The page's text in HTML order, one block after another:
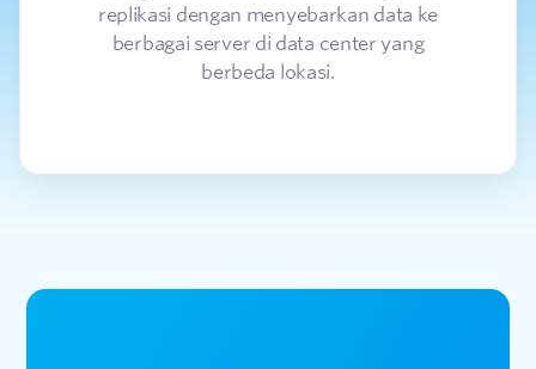
replikasi dengan menyebarkan data ke
berbagai server di data center yang
berbeda lokasi.